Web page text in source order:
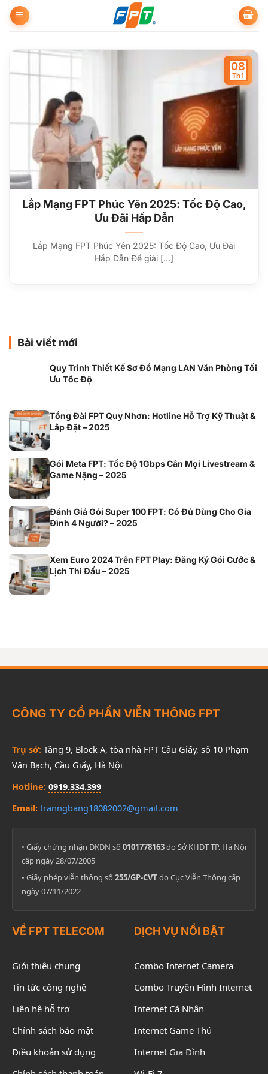
qua
dung
Lắp Mạng FPT Phúc Yên 2025: Tốc Độ Cao,
Ưu Đãi Hấp Dẫn
Lắp Mạng FPT Phúc Yên 2025: Tốc Độ Cao, Ưu Đãi
Hấp Dẫn Để giải [...]
08
Th1
Bài viết mới
Quy Trình Thiết Kế Sơ Đồ Mạng LAN Văn Phòng Tối
Ưu Tốc Độ
Tổng Đài FPT Quy Nhơn: Hotline Hỗ Trợ Kỹ Thuật &
Lắp Đặt – 2025
Gói Meta FPT: Tốc Độ 1Gbps Cân Mọi Livestream &
Game Nặng – 2025
Đánh Giá Gói Super 100 FPT: Có Đủ Dùng Cho Gia
Đình 4 Người? – 2025
Xem Euro 2024 Trên FPT Play: Đăng Ký Gói Cước &
Lịch Thi Đấu – 2025
CÔNG TY CỔ PHẦN VIỄN THÔNG FPT
Trụ sở: Tầng 9, Block A, tòa nhà FPT Cầu Giấy, số 10 Phạm
Văn Bạch, Cầu Giấy, Hà Nội
Hotline: 0919.334.399
Email: tranngbang18082002@gmail.com
• Giấy chứng nhận ĐKDN số 0101778163do Sở KHĐT TP. Hà Nội
cấp ngày 28/07/2005
• Giấy phép viễn thông số 255/GP-CVTdo Cục Viễn Thông cấp
ngày 07/11/2022
VỀ FPT TELECOM
Giới thiệu chung
Tin tức công nghệ
Liên hệ hỗ trợ
Chính sách bảo mật
Điều khoản sử dụng
DỊCH VỤ NỔI BẬT
Combo Internet Camera
Combo Truyền Hình Internet
Internet Cá Nhân
Internet Game Thủ
Internet Gia Đình